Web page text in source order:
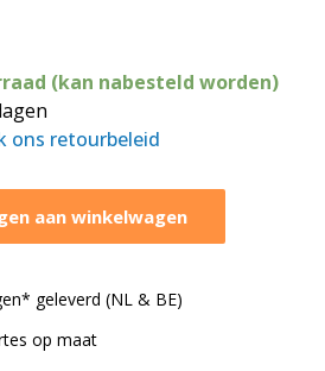
(kan nabesteld worden)
ons retourbeleid
aan winkelwagen
geleverd (NL & BE)
op maat